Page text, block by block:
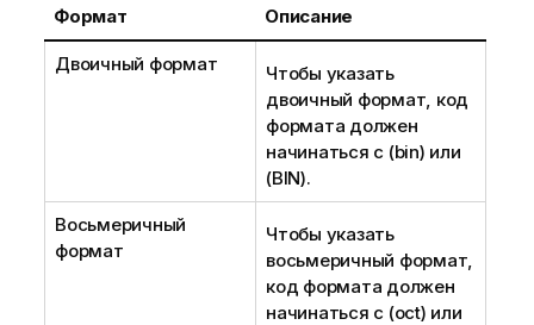
Формат Описание
Двоичный формат
Чтобы указать
двоичный формат, код
формата должен
начинаться с (bin) или
(BIN).
Восьмеричный
формат
Чтобы указать
восьмеричный формат,
код формата должен
начинаться с (oct) или